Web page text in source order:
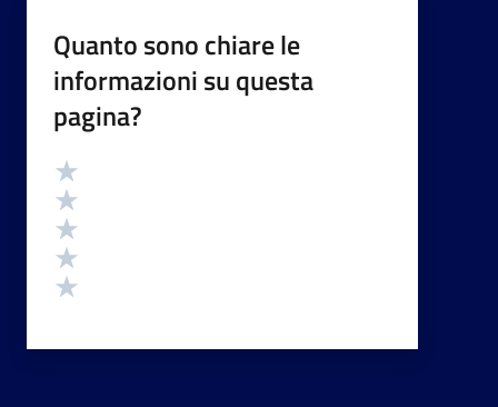
Quanto sono chiare le
informazioni su questa
pagina?
Valutazione